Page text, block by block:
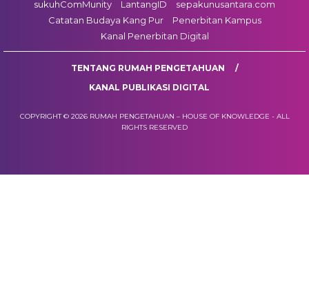
sukuhComMunity
LantangID
sepakunusantara.com
Catatan Budaya Kang Pur
Penerbitan Kampus
Kanal Penerbitan Digital
TENTANG RUMAH PENGETAHUAN
KANAL PUBLIKASI DIGITAL
COPYRIGHT © 2026 RUMAH PENGETAHUAN – HOUSE OF KNOWLEDGE - ALL
RIGHTS RESERVED